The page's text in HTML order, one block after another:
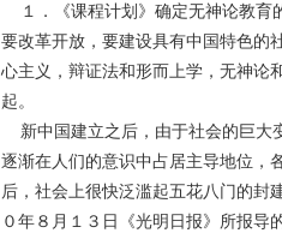
１．《课程计划》确定无神论教育
要改革开放，要建设具有中国特色的
心主义，辩证法和形而上学，无神论
起。
新中国建立之后，由于社会的巨大
逐渐在人们的意识中占居主导地位，
后，社会上很快泛滥起五花八门的封
０年８月１３日《光明日报》所报导